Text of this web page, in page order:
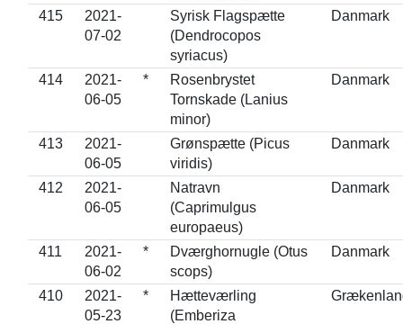
415
2021-
07-02
Syrisk Flagspætte
(Dendrocopos
syriacus)
Danmark
414
2021-
06-05
*
Rosenbrystet
Tornskade (Lanius
minor)
Danmark
413
2021-
06-05
Grønspætte (Picus
viridis)
Danmark
412
2021-
06-05
Natravn
(Caprimulgus
europaeus)
Danmark
411
2021-
06-02
*
Dværghornugle (Otus
scops)
Danmark
410
2021-
05-23
*
Hætteværling
(Emberiza